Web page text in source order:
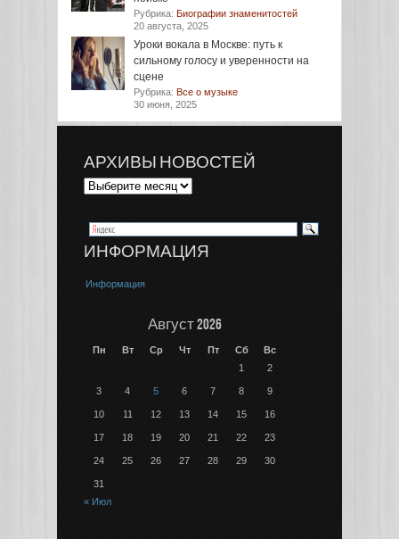
Рубрика: Биографии знаменитостей
20 августа, 2025
Уроки вокала в Москве: путь к
сильному голосу и уверенности на
сцене
Рубрика: Все о музыке
30 июня, 2025
АРХИВЫ НОВОСТЕЙ
ИНФОРМАЦИЯ
Информация
Август 2026
Пн Вт Ср Чт Пт Сб
Вс
1
2
3 4 5 6 7 8 9
10 11 12 13 14 15 16
17 18 19 20 21 22 23
24 25 26 27 28 29 30
31
« Июл